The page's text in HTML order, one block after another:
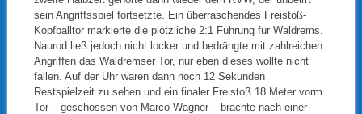
sein Angriffsspiel fortsetzte. Ein überraschendes Freistoß-
Kopfballtor markierte die plötzliche 2:1 Führung für Waldrems.
Naurod ließ jedoch nicht locker und bedrängte mit zahlreichen
Angriffen das Waldremser Tor, nur eben dieses wollte nicht
fallen. Auf der Uhr waren dann noch 12 Sekunden
Restspielzeit zu sehen und ein finaler Freistoß 18 Meter vorm
Tor – geschossen von Marco Wagner – brachte nach einer